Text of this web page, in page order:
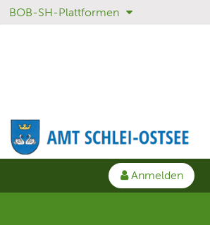
BOB-SH-Plattformen
Anmelden